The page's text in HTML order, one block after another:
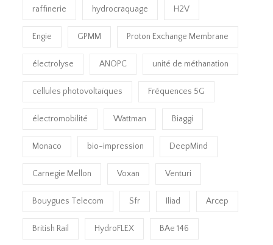
raffinerie hydrocraquage H2V
Engie GPMM Proton Exchange Membrane
électrolyse ANOPC unité de méthanation
cellules photovoltaïques Fréquences 5G
électromobilité Wattman Biaggi
Monaco bio-impression DeepMind
Carnegie Mellon Voxan Venturi
Bouygues Telecom Sfr Iliad Arcep
British Rail HydroFLEX BAe 146